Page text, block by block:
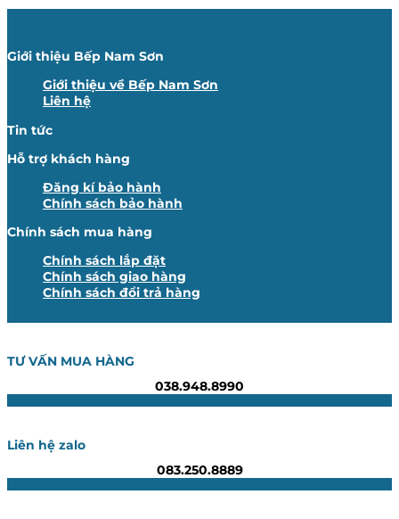
Giới thiệu Bếp Nam Sơn
Giới thiệu về Bếp Nam Sơn
Liên hệ
Tin tức
Hỗ trợ khách hàng
Đăng kí bảo hành
Chính sách bảo hành
Chính sách mua hàng
Chính sách lắp đặt
Chính sách giao hàng
Chính sách đổi trả hàng
TƯ VẤN MUA HÀNG
038.948.8990
Liên hệ zalo
083.250.8889